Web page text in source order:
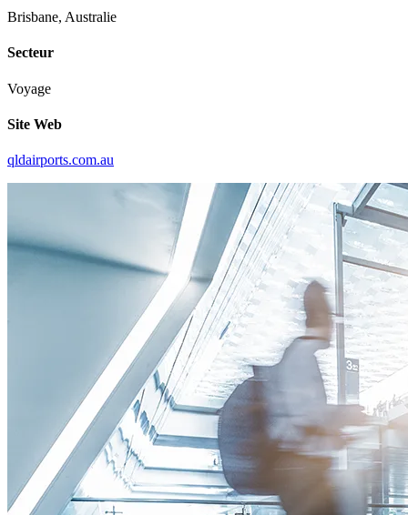
Brisbane, Australie
Secteur
Voyage
Site Web
qldairports.com.au